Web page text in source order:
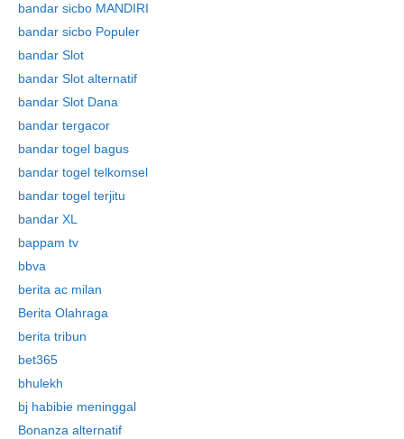
bandar sicbo MANDIRI
bandar sicbo Populer
bandar Slot
bandar Slot alternatif
bandar Slot Dana
bandar tergacor
bandar togel bagus
bandar togel telkomsel
bandar togel terjitu
bandar XL
bappam tv
bbva
berita ac milan
Berita Olahraga
berita tribun
bet365
bhulekh
bj habibie meninggal
Bonanza alternatif